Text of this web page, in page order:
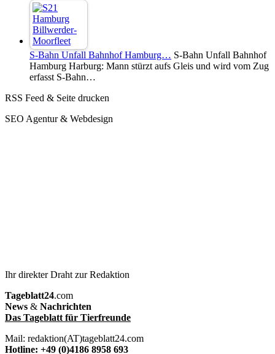
S-Bahn Unfall Bahnhof Hamburg… S-Bahn Unfall Bahnhof
Hamburg Harburg: Mann stürzt aufs Gleis und wird vom Zug
erfasst S-Bahn…
RSS Feed & Seite drucken
SEO Agentur & Webdesign
Ihr direkter Draht zur Redaktion
Tageblatt24.com
News & Nachrichten
Das Tageblatt für Tierfreunde
Mail: redaktion(AT)tageblatt24.com
Hotline: +49 (0)4186 8958 693